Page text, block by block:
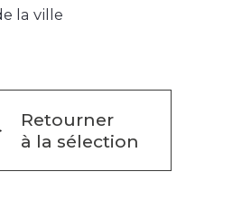
la ville
Retourner
à la sélection